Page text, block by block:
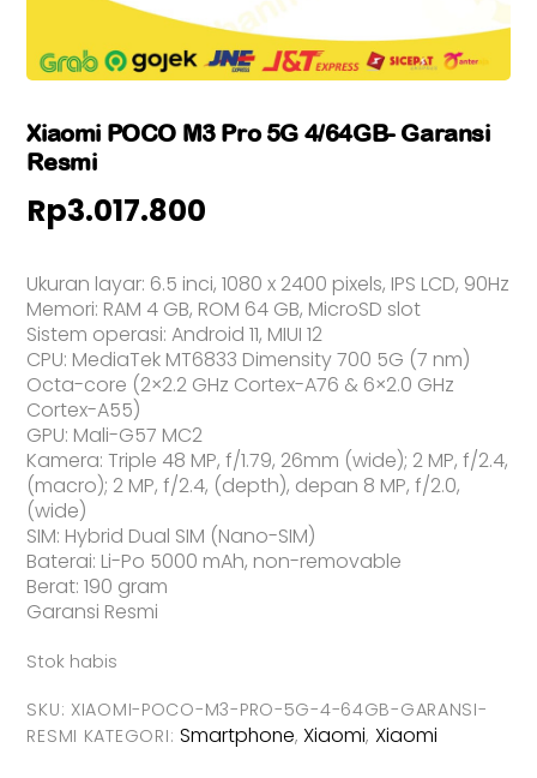
Xiaomi POCO M3 Pro 5G 4/64GB- Garansi
Resmi
Rp3.017.800
Ukuran layar: 6.5 inci, 1080 x 2400 pixels, IPS LCD, 90Hz
Memori: RAM 4 GB, ROM 64 GB, MicroSD slot
Sistem operasi: Android 11, MIUI 12
CPU: MediaTek MT6833 Dimensity 700 5G (7 nm)
Octa-core (2×2.2 GHz Cortex-A76 & 6×2.0 GHz
Cortex-A55)
GPU: Mali-G57 MC2
Kamera: Triple 48 MP, f/1.79, 26mm (wide); 2 MP, f/2.4,
(macro); 2 MP, f/2.4, (depth), depan 8 MP, f/2.0,
(wide)
SIM: Hybrid Dual SIM (Nano-SIM)
Baterai: Li-Po 5000 mAh, non-removable
Berat: 190 gram
Garansi Resmi
Stok habis
SKU: XIAOMI-POCO-M3-PRO-5G-4-64GB-GARANSI-
RESMI KATEGORI: Smartphone,Xiaomi, Xiaomi